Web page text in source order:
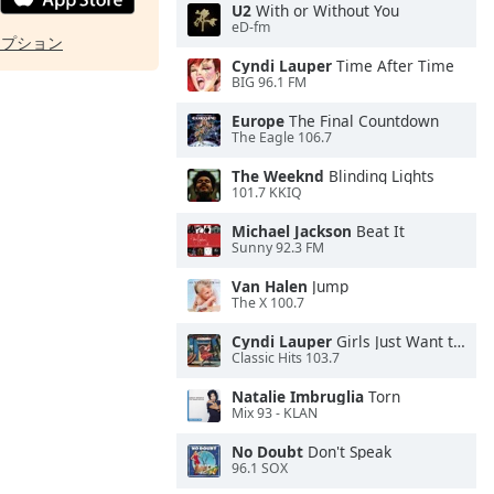
ション
U2 With or Without You
eD-fm
Cyndi Lauper Time After Time
BIG 96.1 FM
Europe The Final Countdown
The Eagle 106.7
The Weeknd Blinding Lights
101.7 KKIQ
Michael Jackson Beat It
Sunny 92.3 FM
Van Halen Jump
The X 100.7
Cyndi Lauper Girls Just Want to Have Fun
Classic Hits 103.7
Natalie Imbruglia Torn
Mix 93 - KLAN
No Doubt Don't Speak
96.1 SOX